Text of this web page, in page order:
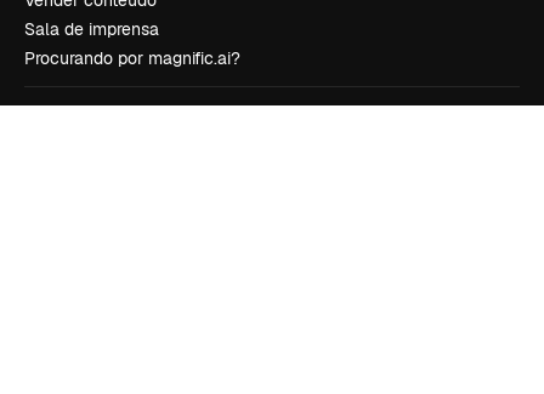
Sala de imprensa
Procurando por magnific.ai?